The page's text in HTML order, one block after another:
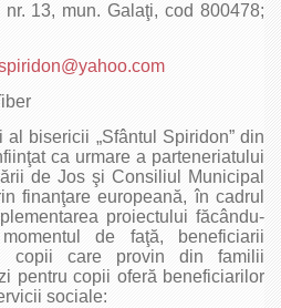
13, mun. Galaţi, cod 800478;
bisericii „Sfântul Spiridon” din
ca urmare a parteneriatului
de Jos şi Consiliul Municipal
finanţare europeană, în cadrul
proiectului făcându-
de faţă, beneficiarii
copii care provin din familii
pentru copii oferă beneficiarilor
sociale: